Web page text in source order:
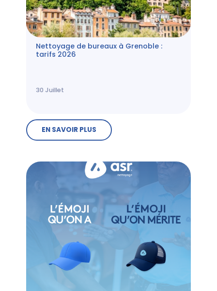
Nettoyage de bureaux à Grenoble :
tarifs 2026
30 Juillet
EN SAVOIR PLUS